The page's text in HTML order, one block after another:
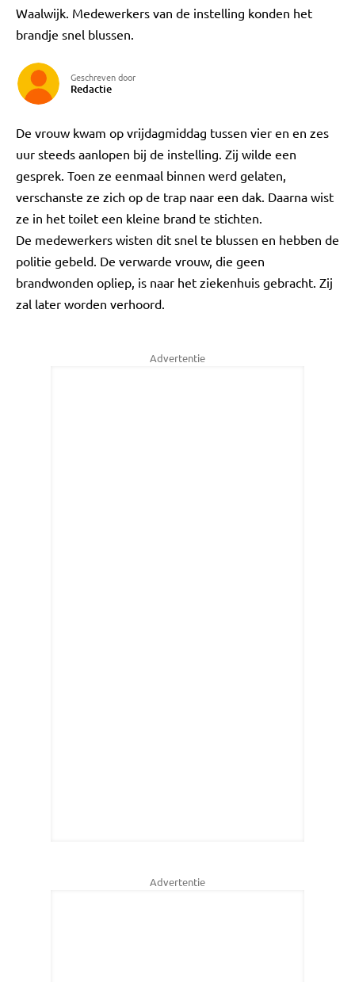
Waalwijk. Medewerkers van de instelling konden het
brandje snel blussen.
Geschreven door
Redactie
De vrouw kwam op vrijdagmiddag tussen vier en en zes
uur steeds aanlopen bij de instelling. Zij wilde een
gesprek. Toen ze eenmaal binnen werd gelaten,
verschanste ze zich op de trap naar een dak. Daarna wist
ze in het toilet een kleine brand te stichten.
De medewerkers wisten dit snel te blussen en hebben de
politie gebeld. De verwarde vrouw, die geen
brandwonden opliep, is naar het ziekenhuis gebracht. Zij
zal later worden verhoord.
Advertentie
Advertentie